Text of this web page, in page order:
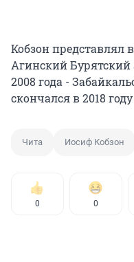
Кобзон представлял
Агинский Бурятский
2008 года -
скончался в 2018
Чита Иосиф Кобзон
0 0